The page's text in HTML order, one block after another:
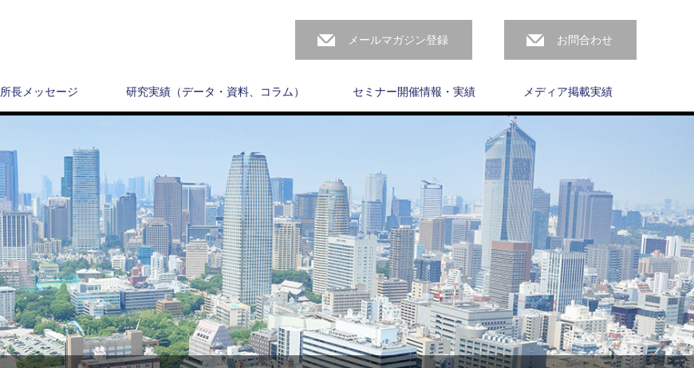
メールマガジン登録 お問合わせ
所長メッセージ 研究実績（データ・資料、コラム） セミナー開催情報・実績 メディア掲載実績